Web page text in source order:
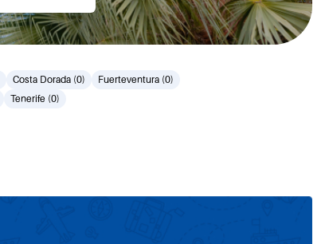
Costa Dorada (0)
Fuerteventura (0)
Tenerife (0)